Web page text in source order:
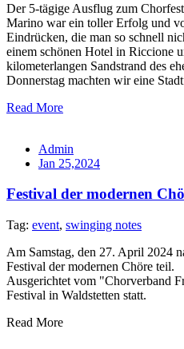
Der 5-tägige Ausflug zum
Marino war ein toller Erfolg und
Eindrücken, die man so schnell
einem schönen Hotel in Riccione
kilometerlangen Sandstrand des
Donnerstag machten wir eine
Read More
Admin
Jan 25,2024
Festival der modernen
Tag: event, swinging notes
Am Samstag, den 27. April 2024
Festival der modernen Chöre teil.
Ausgerichtet vom "Chorverband
Festival in Waldstetten statt.
Read More